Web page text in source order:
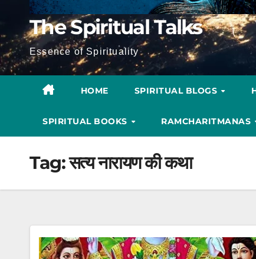
The Spiritual Talks
Essence of Spirituality
HOME SPIRITUAL BLOGS
SPIRITUAL BOOKS RAMCHARITMANAS
Tag:सत्य नारायण की कथा